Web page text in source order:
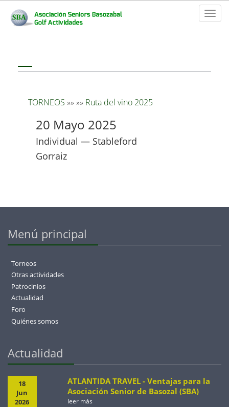
Toggle
TORNEOS »» »» Ruta del vino 2025
20 Mayo 2025
Individual — Stableford
Gorraiz
Menú principal
Torneos
Otras actividades
Patrocinios
Actualidad
Foro
Quiénes somos
Actualidad
18
Jun
2026
ATLANTIDA TRAVEL - Ventajas para la
Asociación Senior de Basozal (SBA)
leer más